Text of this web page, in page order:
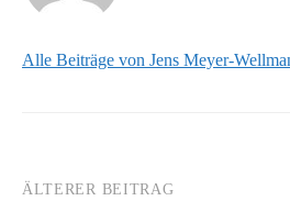
Alle Beiträge von Jens Meyer-
ÄLTERER BEITRAG